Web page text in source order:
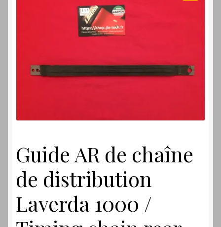
Guide AR de chaîne
de distribution
Laverda 1000 /